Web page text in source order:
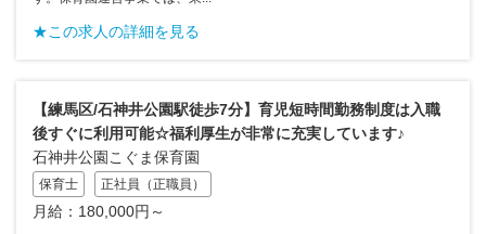
★この求人の詳細を見る
【練馬区/石神井公園駅徒歩7分】育児短時間勤務制度は入職
後すぐに利用可能☆福利厚生が非常に充実しています♪
石神井公園こぐま保育園
保育士 正社員（正職員）
月給：180,000円～